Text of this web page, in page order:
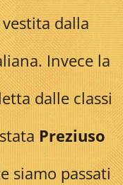
dalla
Invece la
dalle classi
Preziuso
siamo passati